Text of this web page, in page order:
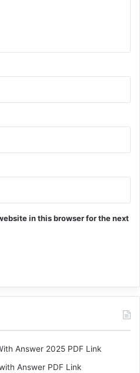
in this browser for the next
Answer 2025 PDF Link
Answer PDF Link